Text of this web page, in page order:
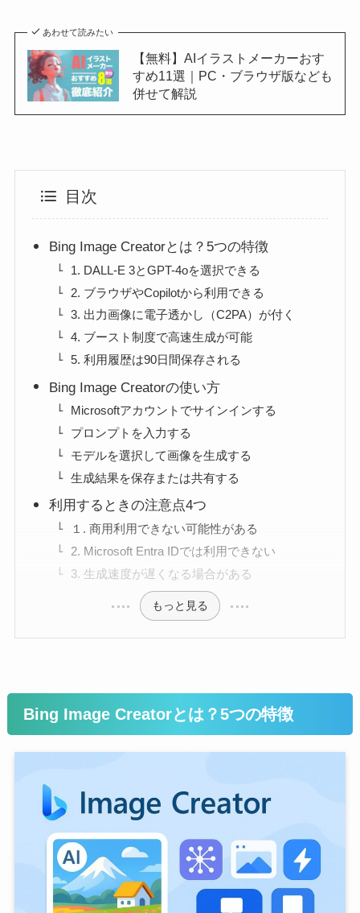
あわせて読みたい
【無料】AIイラストメーカーおす
すめ11選｜PC・ブラウザ版なども
併せて解説
目次
Bing Image Creatorとは？5つの特徴
1. DALL-E 3とGPT-4oを選択できる
2. ブラウザやCopilotから利用できる
3. 出力画像に電子透かし（C2PA）が付く
4. ブースト制度で高速生成が可能
5. 利用履歴は90日間保存される
Bing Image Creatorの使い方
Microsoftアカウントでサインインする
プロンプトを入力する
モデルを選択して画像を生成する
生成結果を保存または共有する
利用するときの注意点4つ
１. 商用利用できない可能性がある
2. Microsoft Entra IDでは利用できない
3. 生成速度が遅くなる場合がある
もっと見る
Bing Image Creatorとは？5つの特徴